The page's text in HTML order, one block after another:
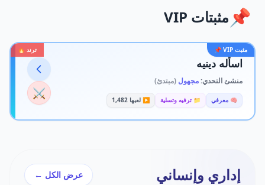
📌 مثبتات VIP
مثبت VIP 📌 ترند 🔥
اسأله دينيه
منشئ التحدي:مجهول (مبتدئ)
🧠 معرفي 📁 ترفيه وتسلية ▶️ لعبها 1,482 ⚔️
إداري وإنساني عرض الكل ←